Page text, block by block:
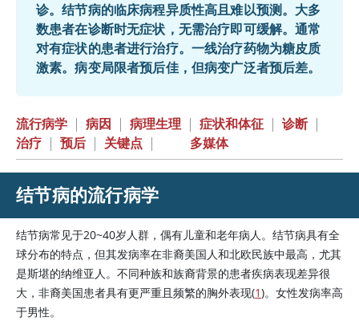
诊。结节病的临床病程异质性高且难以预测。大多
数患者在诊断时无症状，无需治疗即可缓解。通常
对有症状的患者进行治疗。一线治疗药物为糖皮质
激素。病变局限者预后佳，但病变广泛者预后差。
流行病学 | 病因 | 病理生理 | 症状和体征 | 诊断 |
治疗 | 预后 | 关键点 | 多媒体
结节病的流行病学
结节病常见于20~40岁人群，偶有儿童和老年病人。结节病具有全
球分布的特点，但其发病率在非裔美国人和北欧民族中最高，尤其
是斯堪的纳维亚人。不同种族和族裔背景的患者疾病表现差异很
大，非裔美国患者具有更严重且频繁的胸外表现(1)。女性发病率高
于男性。